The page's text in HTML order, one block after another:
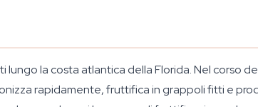
la costa atlantica della Florida. Nel corso
rapidamente, fruttifica in grappoli fitti e